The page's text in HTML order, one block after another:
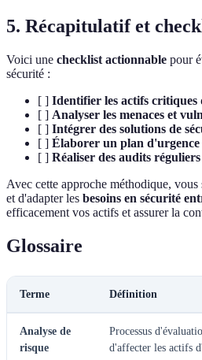
5. Récapitulatif et
Voici une checklist actionnable pour
sécurité :
[ ] Identifier les actifs critiques
[ ] Analyser les menaces et
[ ] Intégrer des solutions de
[ ] Élaborer un plan d'urgence
[ ] Réaliser des audits
Avec cette approche méthodique,
et d'adapter les besoins en sécurité
efficacement vos actifs et assurer la
Glossaire
Terme Définition
Analyse de
risque
Processus
d'affecter les actifs